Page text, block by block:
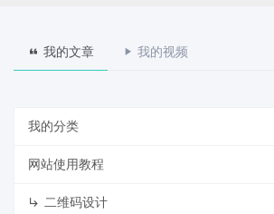
我的文章 我的视频
我的分类
网站使用教程
二维码设计